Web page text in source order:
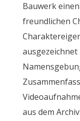
Bauwerk
freundlichen
aus dem